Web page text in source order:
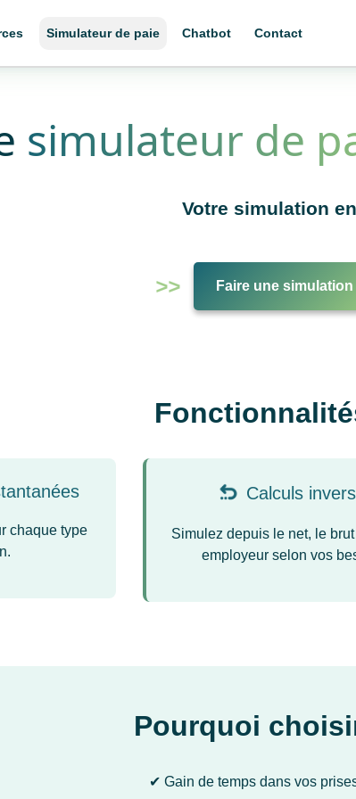
Simulateur de paie Chatbot Contact
simulateur de
Votre
Faire une simulation
chaque type
Calculs
Simulez depuis le net, le
employeur selon vos
Pourquoi
✔ Gain de temps dans vos